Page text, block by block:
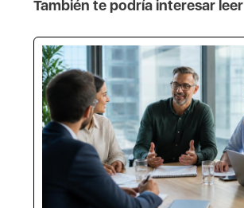
También te podría interesar leer